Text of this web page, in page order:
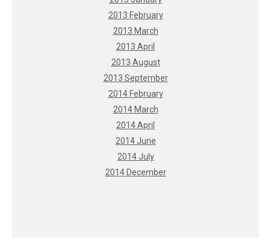
2013 February
2013 March
2013 April
2013 August
2013 September
2014 February
2014 March
2014 April
2014 June
2014 July
2014 December